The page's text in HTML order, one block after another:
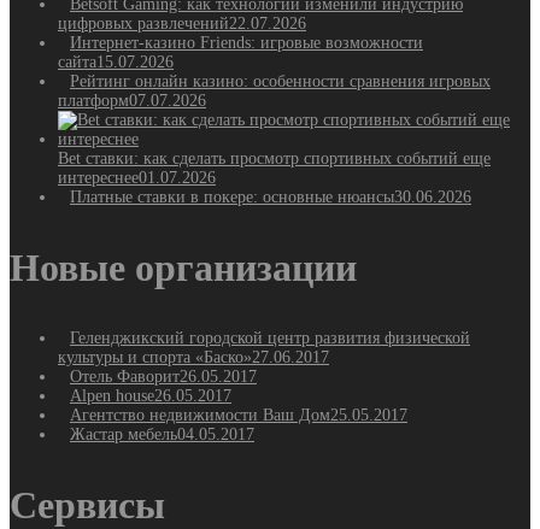
Betsoft Gaming: как технологии изменили индустрию
цифровых развлечений22.07.2026
Интернет-казино Friends: игровые возможности
сайта15.07.2026
Рейтинг онлайн казино: особенности сравнения игровых
платформ07.07.2026
Bet ставки: как сделать просмотр спортивных событий еще
интереснее01.07.2026
Платные ставки в покере: основные нюансы30.06.2026
Новые организации
Геленджикский городской центр развития физической
культуры и спорта «Баско»27.06.2017
Отель Фаворит26.05.2017
Alpen house26.05.2017
Агентство недвижимости Ваш Дом25.05.2017
Жастар мебель04.05.2017
Сервисы